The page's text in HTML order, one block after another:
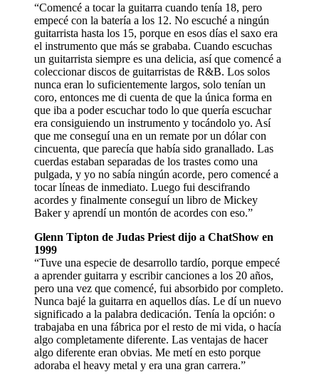
“Comencé a tocar la guitarra cuando tenía 18, pero
empecé con la batería a los 12. No escuché a ningún
guitarrista hasta los 15, porque en esos días el saxo era
el instrumento que más se grababa. Cuando escuchas
un guitarrista siempre es una delicia, así que comencé a
coleccionar discos de guitarristas de R&B. Los solos
nunca eran lo suficientemente largos, solo tenían un
coro, entonces me di cuenta de que la única forma en
que iba a poder escuchar todo lo que quería escuchar
era consiguiendo un instrumento y tocándolo yo. Así
que me conseguí una en un remate por un dólar con
cincuenta, que parecía que había sido granallado. Las
cuerdas estaban separadas de los trastes como una
pulgada, y yo no sabía ningún acorde, pero comencé a
tocar líneas de inmediato. Luego fui descifrando
acordes y finalmente conseguí un libro de Mickey
Baker y aprendí un montón de acordes con eso.”
Glenn Tipton de Judas Priest dijo a ChatShow en
1999
“Tuve una especie de desarrollo tardío, porque empecé
a aprender guitarra y escribir canciones a los 20 años,
pero una vez que comencé, fui absorbido por completo.
Nunca bajé la guitarra en aquellos días. Le dí un nuevo
significado a la palabra dedicación. Tenía la opción: o
trabajaba en una fábrica por el resto de mi vida, o hacía
algo completamente diferente. Las ventajas de hacer
algo diferente eran obvias. Me metí en esto porque
adoraba el heavy metal y era una gran carrera.”